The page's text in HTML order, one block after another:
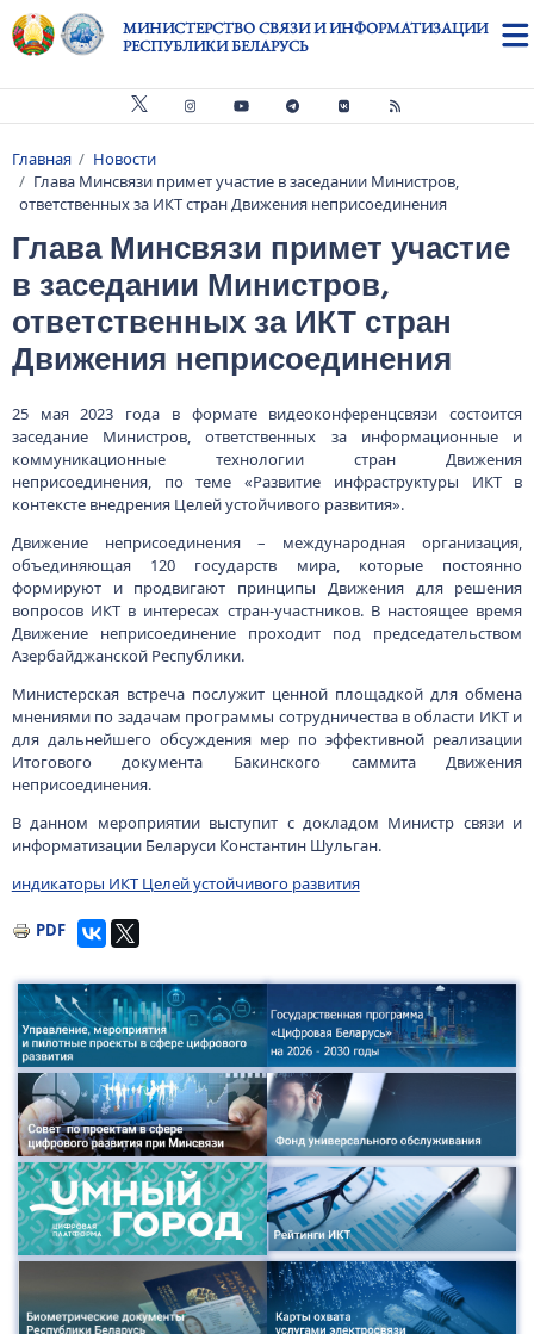
Перейти к основному содержанию
МИНИСТЕРСТВО СВЯЗИ И ИНФОРМАТИЗАЦИИ
РЕСПУБЛИКИ БЕЛАРУСЬ
Строка навигации
Главная
Новости
Глава Минсвязи примет участие в заседании Министров,
ответственных за ИКТ стран Движения неприсоединения
Глава Минсвязи примет участие
в заседании Министров,
ответственных за ИКТ стран
Движения неприсоединения
25 мая 2023 года в формате видеоконференцсвязи состоится
заседание Министров, ответственных за информационные и
коммуникационные технологии стран Движения
неприсоединения, по теме «Развитие инфраструктуры ИКТ в
контексте внедрения Целей устойчивого развития».
Движение неприсоединения – международная организация,
объединяющая 120 государств мира, которые постоянно
формируют и продвигают принципы Движения для решения
вопросов ИКТ в интересах стран-участников. В настоящее время
Движение неприсоединение проходит под председательством
Азербайджанской Республики.
Министерская встреча послужит ценной площадкой для обмена
мнениями по задачам программы сотрудничества в области ИКТ и
для дальнейшего обсуждения мер по эффективной реализации
Итогового документа Бакинского саммита Движения
неприсоединения.
В данном мероприятии выступит с докладом Министр связи и
информатизации Беларуси Константин Шульган.
индикаторы ИКТ Целей устойчивого развития
PDF